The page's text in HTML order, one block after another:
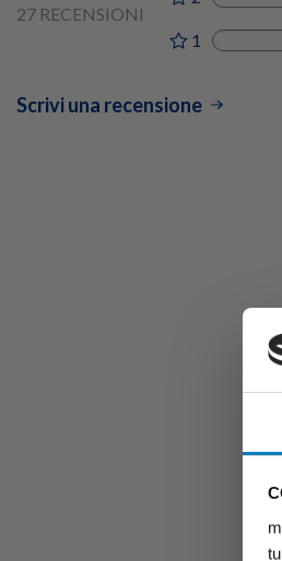
27 RECENSIONI
1 0
Scrivi una recensione